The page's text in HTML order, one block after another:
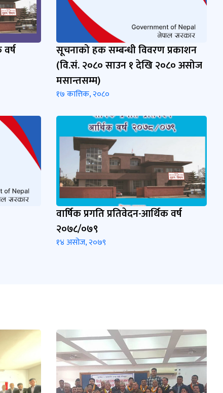
सूचनाको हक सम्बन्धी विवरण प्रकाशन
(वि.सं. २०८० साउन १ देखि २०८० असोज
मसान्तसम्म)
१७ कात्तिक, २०८०
वार्षिक प्रगति प्रतिवेदन-आर्थिक वर्ष
२०७८/०७९
१४ असोज, २०७९